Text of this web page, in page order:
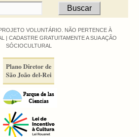
VOLUNTÁRIO. NÃO PERTENCE À
| CADASTRE GRATUITAMENTE A SUA AÇÃO
SÓCIOCULTURAL